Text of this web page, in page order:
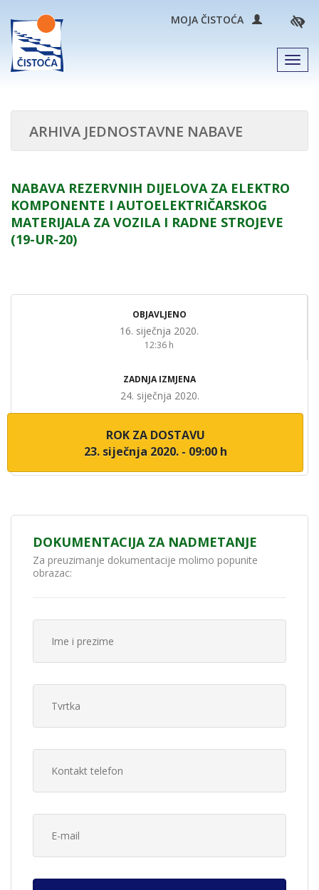
MOJA ČISTOĆA
ARHIVA JEDNOSTAVNE NABAVE
NABAVA REZERVNIH DIJELOVA ZA ELEKTRO
KOMPONENTE I AUTOELEKTRIČARSKOG
MATERIJALA ZA VOZILA I RADNE STROJEVE
(19-UR-20)
OBJAVLJENO
16. siječnja 2020.
12:36 h
ZADNJA IZMJENA
24. siječnja 2020.
ROK ZA DOSTAVU
23. siječnja 2020. - 09:00 h
DOKUMENTACIJA ZA NADMETANJE
Za preuzimanje dokumentacije molimo popunite
obrazac: